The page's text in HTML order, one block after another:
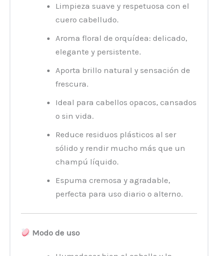
Limpieza suave y respetuosa con el
cuero cabelludo.
Aroma floral de orquídea: delicado,
elegante y persistente.
Aporta brillo natural y sensación de
frescura.
Ideal para cabellos opacos, cansados
o sin vida.
Reduce residuos plásticos al ser
sólido y rendir mucho más que un
champú líquido.
Espuma cremosa y agradable,
perfecta para uso diario o alterno.
Modo de uso